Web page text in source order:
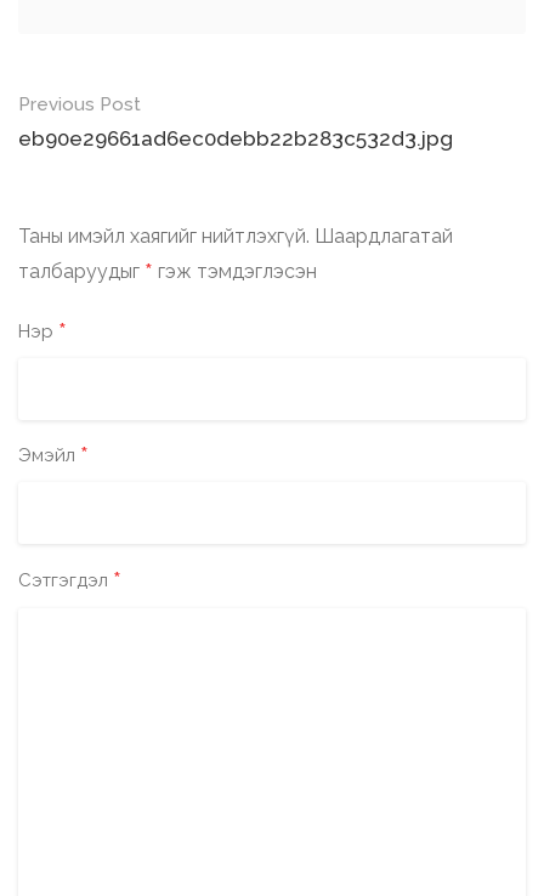
Post
navigation
Previous Post
eb90e29661ad6ec0debb22b283c532d3.jpg
Таны имэйл хаягийг нийтлэхгүй. Шаардлагатай
талбаруудыг * гэж тэмдэглэсэн
Нэр *
Эмэйл *
Сэтгэгдэл *